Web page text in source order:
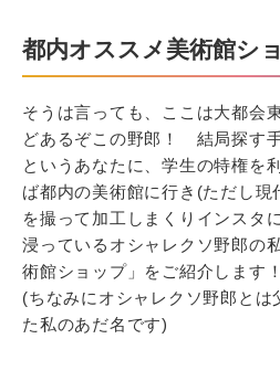
都内オススメ美術館シ
そうは言っても、ここは大都会
どあるぞこの野郎！ 結局探す
というあなたに、学生の特権を
ば都内の美術館に行き(ただし
を撮って加工しまくりインスタ
浸っているオシャレクソ野郎の
術館ショップ」をご紹介します！
(ちなみにオシャレクソ野郎とは
た私のあだ名です)